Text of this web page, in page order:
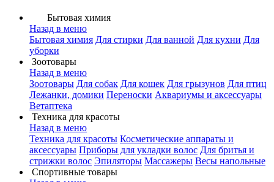
Бытовая химия
Назад в меню
Бытовая химия Для стирки Для ванной Для кухни Для
уборки
Зоотовары
Назад в меню
Зоотовары Для собак Для кошек Для грызунов Для птиц
Лежанки, домики Переноски Аквариумы и аксессуары
Ветаптека
Техника для красоты
Назад в меню
Техника для красоты Косметические аппараты и
аксессуары Приборы для укладки волос Для бритья и
стрижки волос Эпиляторы Массажеры Весы напольные
Спортивные товары